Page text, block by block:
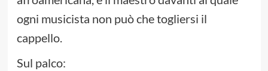
ogni musicista non può che togliersi il
cappello.
Sul palco: